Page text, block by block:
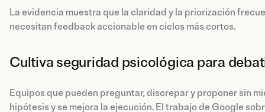
La evidencia muestra que la claridad y la priorización
necesitan feedback accionable en ciclos más cortos.
Cultiva seguridad psicológica para
Equipos que pueden preguntar, discrepar y proponer sin
hipótesis y se mejora la ejecución. El trabajo de Google